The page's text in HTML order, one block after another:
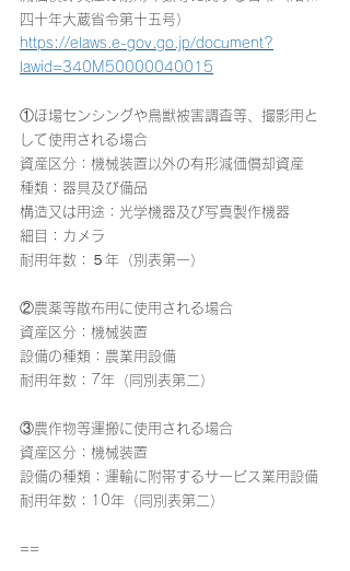
四十年大蔵省令第十五号）
https://elaws.e-gov.go.jp/document?
lawid=340M50000040015
①ほ場センシングや鳥獣被害調査等、撮影用と
して使用される場合
資産区分：機械装置以外の有形減価償却資産
種類：器具及び備品
構造又は用途：光学機器及び写真製作機器
細目：カメラ
耐用年数：５年（別表第一）
②農薬等散布用に使用される場合
資産区分：機械装置
設備の種類：農業用設備
耐用年数：7年（同別表第二）
③農作物等運搬に使用される場合
資産区分：機械装置
設備の種類：運輸に附帯するサービス業用設備
耐用年数：10年（同別表第二）
==